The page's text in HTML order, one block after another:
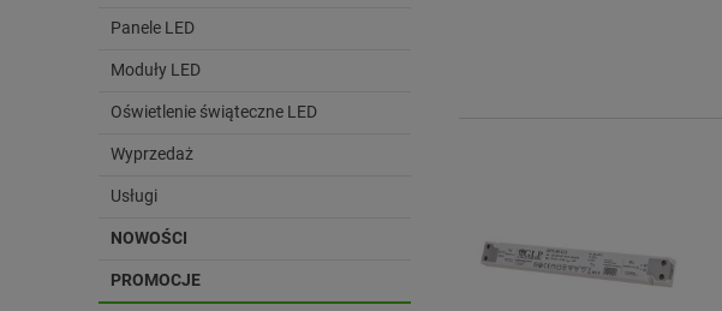
Panele LED
Moduły LED
Oświetlenie świąteczne LED
Wyprzedaż
Usługi
NOWOŚCI
PROMOCJE